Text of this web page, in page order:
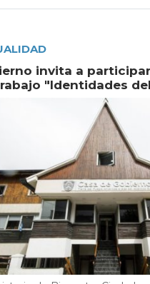
invita a
"Identidades